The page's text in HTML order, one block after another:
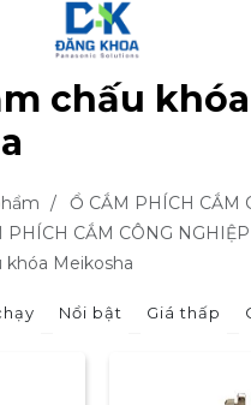
chấu khóa
/
Ổ CẮM PHÍCH CẮM
PHÍCH CẮM CÔNG
khóa Meikosha
Nổi bật Giá thấp